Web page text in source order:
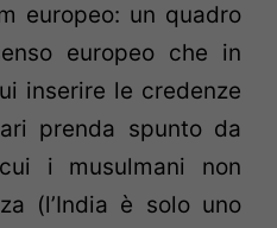
europeo: un quadro
europeo che in
inserire le credenze
prenda spunto da
i musulmani non
(l’India è solo uno